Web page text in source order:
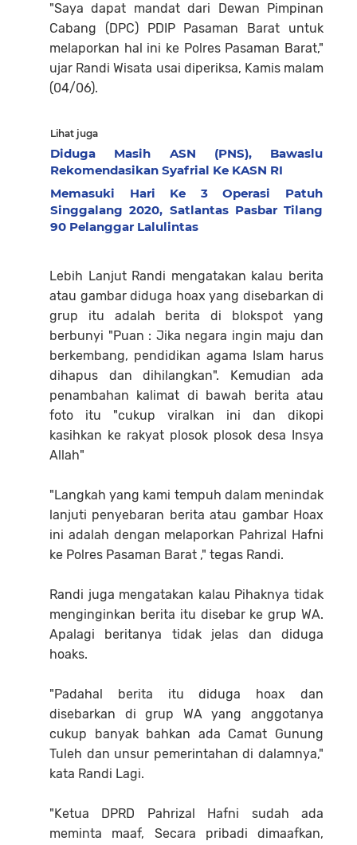
"Saya dapat mandat dari Dewan Pimpinan
Cabang (DPC) PDIP Pasaman Barat untuk
melaporkan hal ini ke Polres Pasaman Barat,"
ujar Randi Wisata usai diperiksa, Kamis malam
(04/06).
Lihat juga
Diduga Masih ASN (PNS), Bawaslu
Rekomendasikan Syafrial Ke KASN RI
Memasuki Hari Ke 3 Operasi Patuh
Singgalang 2020, Satlantas Pasbar Tilang
90 Pelanggar Lalulintas
Lebih Lanjut Randi mengatakan kalau berita
atau gambar diduga hoax yang disebarkan di
grup itu adalah berita di blokspot yang
berbunyi "Puan : Jika negara ingin maju dan
berkembang, pendidikan agama Islam harus
dihapus dan dihilangkan". Kemudian ada
penambahan kalimat di bawah berita atau
foto itu "cukup viralkan ini dan dikopi
kasihkan ke rakyat plosok plosok desa Insya
Allah"
"Langkah yang kami tempuh dalam menindak
lanjuti penyebaran berita atau gambar Hoax
ini adalah dengan melaporkan Pahrizal Hafni
ke Polres Pasaman Barat ," tegas Randi.
Randi juga mengatakan kalau Pihaknya tidak
menginginkan berita itu disebar ke grup WA.
Apalagi beritanya tidak jelas dan diduga
hoaks.
"Padahal berita itu diduga hoax dan
disebarkan di grup WA yang anggotanya
cukup banyak bahkan ada Camat Gunung
Tuleh dan unsur pemerintahan di dalamnya,"
kata Randi Lagi.
"Ketua DPRD Pahrizal Hafni sudah ada
meminta maaf, Secara pribadi dimaafkan,